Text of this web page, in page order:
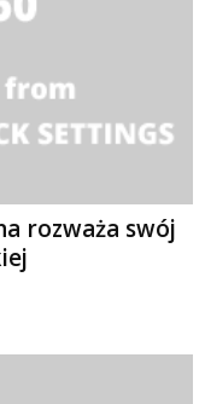
rozważa swój